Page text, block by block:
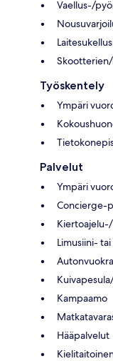
Vaellus-/
Työskentely
Ympäri
Palvelut
Ympäri
Concierge-
Limusiini-
Kampaamo
Hääpalvelut